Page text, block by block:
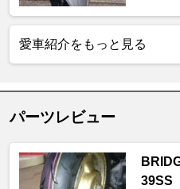
愛車紹介をもっと見る
パーツレビュー
39SS